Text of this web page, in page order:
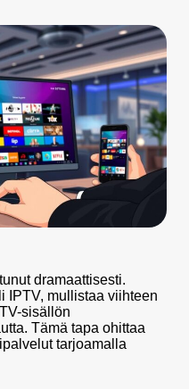
dramaattisesti.
IPTV, mullistaa viihteen
sisällön
Tämä tapa ohittaa
tarjoamalla